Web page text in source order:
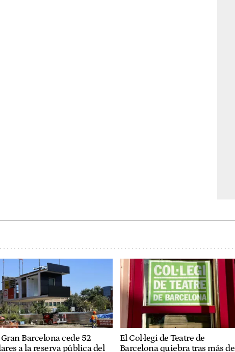
Barcelona cede 52
a la reserva pública del
El Col·legi de Teatre de
Barcelona quiebra tras más de